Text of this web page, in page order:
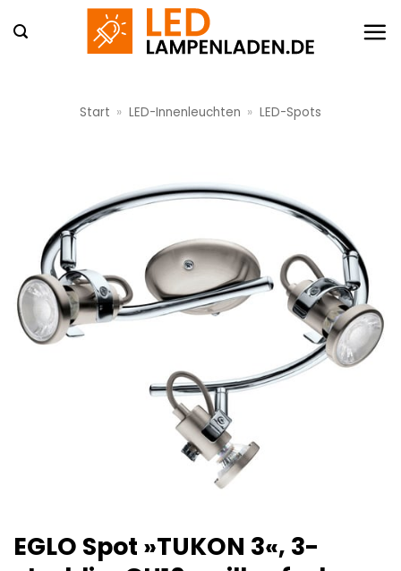
Inhalt
Start » LED-Innenleuchten » LED-Spots
EGLO Spot »TUKON 3«, 3-